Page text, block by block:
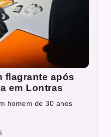
flagrante após
em Lontras
homem de 30 anos